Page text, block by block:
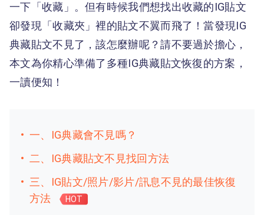
一下「收藏」。但有時候我們想找出收藏的IG貼文
卻發現「收藏夾」裡的貼文不翼而飛了！當發現IG
典藏貼文不見了，該怎麼辦呢？請不要過於擔心，
本文為你精心準備了多種IG典藏貼文恢復的方案，
一讀便知！
一、IG典藏會不見嗎？
二、IG典藏貼文不見找回方法
三、IG貼文/照片/影片/訊息不見的最佳恢復
方法
HOT